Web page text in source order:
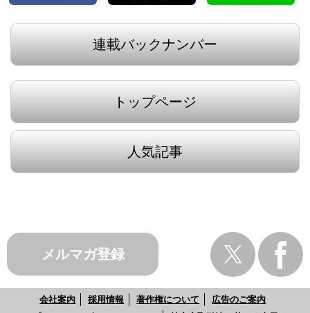
連載バックナンバー
トップページ
人気記事
メルマガ登録
会社案内 採用情報 著作権について
広告のご案内